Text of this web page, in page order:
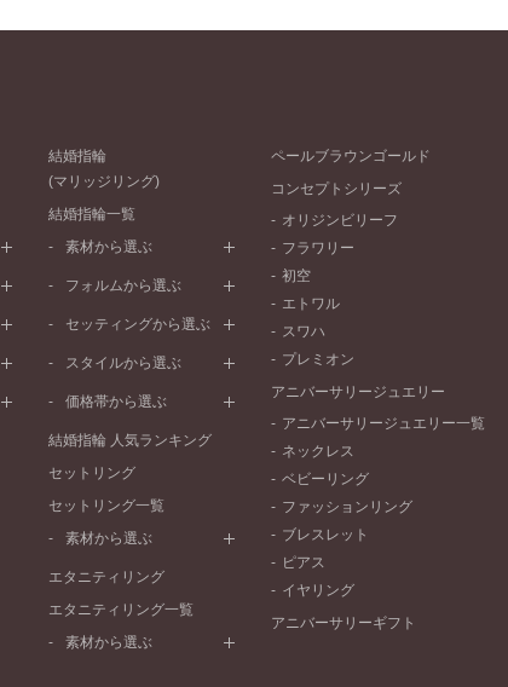
結婚指輪
(マリッジリング)
結婚指輪一覧
素材から選ぶ
プラチナ
ピンクゴールド
ペールブラウンゴールド
フォルムから選ぶ
ストレートライン
V字ライン
セッティングから選ぶ
プレーン
セベラルメレ
ラインメレ
スタイルから選ぶ
シンプル
モード
エレガント
ゴージャス
価格帯から選ぶ
50万円～
20万円～30万円
10万円～20万円
結婚指輪 人気ランキング
セットリング
セットリング一覧
素材から選ぶ
プラチナ
ペールブラウンゴールド
エタニティリング
エタニティリング一覧
素材から選ぶ
ペールブラウンゴールド
コンセプトシリーズ
オリジンビリーフ
フラワリー
初空
エトワル
スワハ
プレミオン
アニバーサリージュエリー
アニバーサリージュエリー一覧
ネックレス
ベビーリング
ファッションリング
ブレスレット
ピアス
イヤリング
アニバーサリーギフト